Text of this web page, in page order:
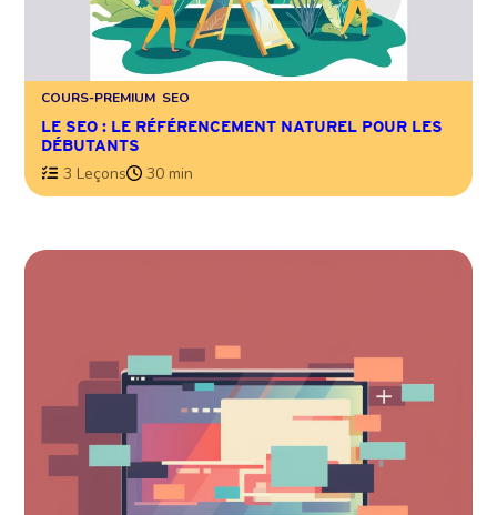
COURS-PREMIUM SEO
LE SEO : LE RÉFÉRENCEMENT NATUREL POUR LES
DÉBUTANTS
3 Leçons 30 min